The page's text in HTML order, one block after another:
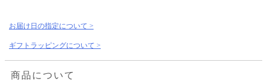
お届け日の指定について >
ギフトラッピングについて >
商品について